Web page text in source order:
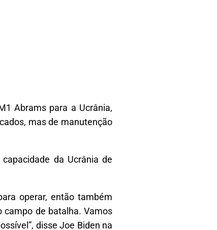
Abrams para a Ucrânia,
mas de manutenção
da Ucrânia de
operar, então também
campo de batalha. Vamos
disse Joe Biden na